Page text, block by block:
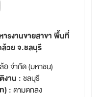
ารงานขายสาขา พื้นที่
วย จ.ชลบุรี
อ จำกัด (มหาชน)
าน :ชลบุรี
) :ตามตกลง